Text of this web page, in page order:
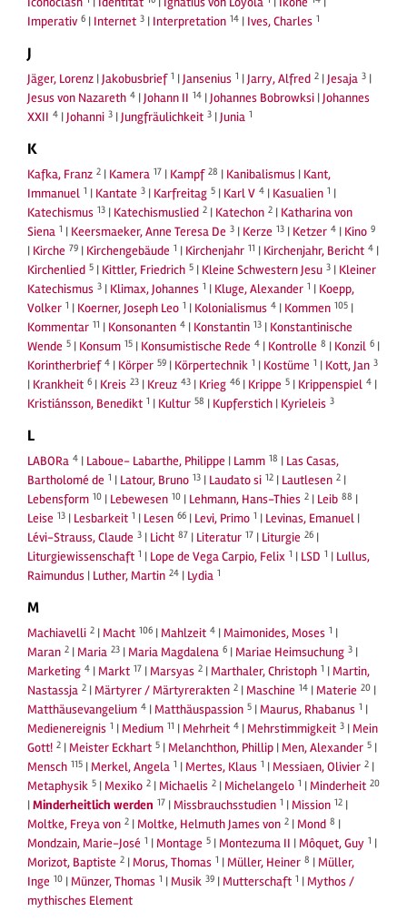
Imperativ 6 | Internet 3 | Interpretation 14 | Ives, Charles 1
J
Jäger, Lorenz | Jakobusbrief 1 | Jansenius 1 | Jarry, Alfred 2 | Jesaja 3 |
Jesus von Nazareth 4 | Johann II 14 | Johannes Bobrowksi | Johannes
XXII 4 | Johanni 3 | Jungfräulichkeit 3 | Junia 1
K
Kafka, Franz 2 | Kamera 17 | Kampf 28 | Kanibalismus | Kant,
Immanuel 1 | Kantate 3 | Karfreitag 5 | Karl V 4 | Kasualien 1 |
Katechismus 13 | Katechismuslied 2 | Katechon 2 | Katharina von
Siena 1 | Keersmaeker, Anne Teresa De 3 | Kerze 13 | Ketzer 4 | Kino 9
| Kirche 79 | Kirchengebäude 1 | Kirchenjahr 11 | Kirchenjahr, Bericht 4 |
Kirchenlied 5 | Kittler, Friedrich 5 | Kleine Schwestern Jesu 3 | Kleiner
Katechismus 3 | Klimax, Johannes 1 | Kluge, Alexander 1 | Koepp,
Volker 1 | Koerner, Joseph Leo 1 | Kolonialismus 4 | Kommen 105 |
Kommentar 11 | Konsonanten 4 | Konstantin 13 | Konstantinische
Wende 5 | Konsum 15 | Konsumistische Rede 4 | Kontrolle 8 | Konzil 6 |
Korintherbrief 4 | Körper 59 | Körpertechnik 1 | Kostüme 1 | Kott, Jan 3
| Krankheit 6 | Kreis 23 | Kreuz 43 | Krieg 46 | Krippe 5 | Krippenspiel 4 |
Kristiánsson, Benedikt 1 | Kultur 58 | Kupferstich | Kyrieleis 3
L
LABORa 4 | Laboue- Labarthe, Philippe | Lamm 18 | Las Casas,
Bartholomé de 1 | Latour, Bruno 13 | Laudato si 12 | Lautlesen 2 |
Lebensform 10 | Lebewesen 10 | Lehmann, Hans-Thies 2 | Leib 88 |
Leise 13 | Lesbarkeit 1 | Lesen 66 | Levi, Primo 1 | Levinas, Emanuel |
Lévi-Strauss, Claude 3 | Licht 87 | Literatur 17 | Liturgie 26 |
Liturgiewissenschaft 1 | Lope de Vega Carpio, Felix 1 | LSD 1 | Lullus,
Raimundus | Luther, Martin 24 | Lydia 1
M
Machiavelli 2 | Macht 106 | Mahlzeit 4 | Maimonides, Moses 1 |
Maran 2 | Maria 23 | Maria Magdalena 6 | Mariae Heimsuchung 3 |
Marketing 4 | Markt 17 | Marsyas 2 | Marthaler, Christoph 1 | Martin,
Nastassja 2 | Märtyrer / Märtyrerakten 2 | Maschine 14 | Materie 20 |
Matthäusevangelium 4 | Matthäuspassion 5 | Maurus, Rhabanus 1 |
Medienereignis 1 | Medium 11 | Mehrheit 4 | Mehrstimmigkeit 3 | Mein
Gott! 2 | Meister Eckhart 5 | Melanchthon, Phillip | Men, Alexander 5 |
Mensch 115 | Merkel, Angela 1 | Mertes, Klaus 1 | Messiaen, Olivier 2 |
Metaphysik 5 | Mexiko 2 | Michaelis 2 | Michelangelo 1 | Minderheit 20
|Minderheitlich werden 17 | Missbrauchsstudien 1 | Mission 12 |
Moltke, Freya von 2 | Moltke, Helmuth James von 2 | Mond 8 |
Mondzain, Marie-José 1 | Montage 5 | Montezuma II | Môquet, Guy 1 |
Morizot, Baptiste 2 | Morus, Thomas 1 | Müller, Heiner 8 | Müller,
Inge 10 | Münzer, Thomas 1 | Musik 39 | Mutterschaft 1 | Mythos /
mythisches Element